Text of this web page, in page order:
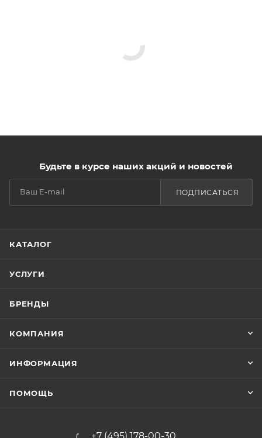
Будьте в курсе наших акций и новостей
ПОДПИСАТЬСЯ
КАТАЛОГ
УСЛУГИ
БРЕНДЫ
КОМПАНИЯ
ИНФОРМАЦИЯ
ПОМОЩЬ